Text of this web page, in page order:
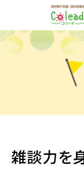
雑談力を